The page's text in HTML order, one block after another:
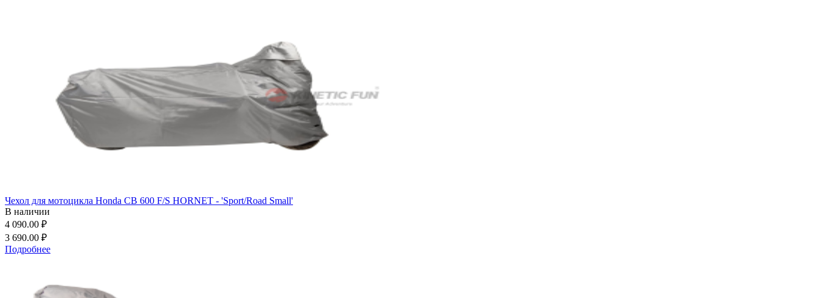
Чехол для мотоцикла Honda CB 600 F/S HORNET - 'Sport/Road Small'
В наличии
4 090.00 ₽
3 690.00 ₽
Подробнее